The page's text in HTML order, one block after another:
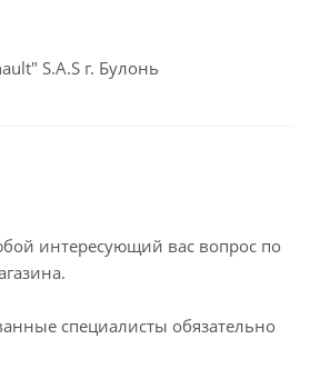
S.A.S г. Булонь
интересующий вас вопрос по
специалисты обязательно